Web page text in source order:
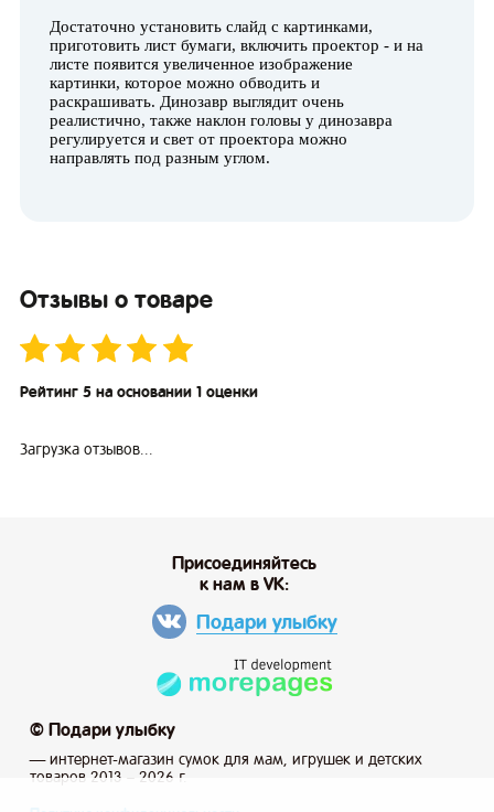
Достаточно установить слайд с картинками,
приготовить лист бумаги, включить проектор - и на
листе появится увеличенное изображение
картинки, которое можно обводить и
раскрашивать. Динозавр выглядит очень
реалистично, также наклон головы у динозавра
регулируется и свет от проектора можно
направлять под разным углом.
Отзывы о товаре
Рейтинг 5 на основании 1 оценки
Загрузка отзывов...
© Подари улыбку
— интернет-магазин сумок для мам, игрушек и детских
товаров 2013 – 2026 г.
Присоединяйтесь
к нам в VK:
Подари улыбку